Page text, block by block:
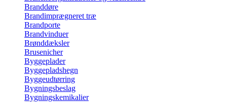
Branddøre
Brandimprægneret træ
Brandporte
Brandvinduer
Brønddæksler
Brusenicher
Byggeplader
Byggepladshegn
Byggeudtørring
Bygningsbeslag
Bygningskemikalier